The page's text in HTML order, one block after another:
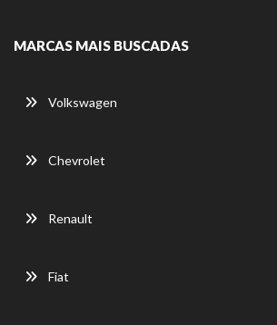
MARCAS MAIS BUSCADAS
Volkswagen
Chevrolet
Renault
Fiat